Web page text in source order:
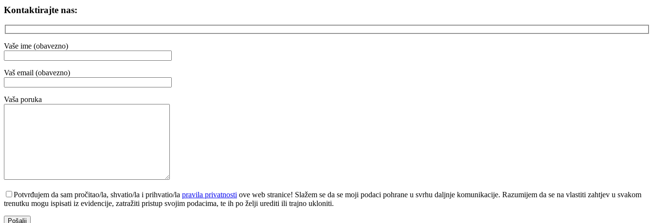
Kontaktirajte nas:
Vaše ime (obavezno)
Vaš email (obavezno)
Vaša poruka
Potvrđujem da sam pročitao/la, shvatio/la i prihvatio/la pravila privatnosti ove web stranice! Slažem se da se moji podaci pohrane u svrhu daljnje komunikacije. Razumijem da se na vlastiti zahtjev u svakom
trenutku mogu ispisati iz evidencije, zatražiti pristup svojim podacima, te ih po želji urediti ili trajno ukloniti.